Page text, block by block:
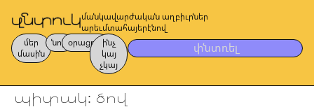
մանկավարժական աղբիւրներ
արեւմտահայերէնով
մեր
մասին
նոր օրացոյց
ինչ
կայ
չկայ
փնտռել
պիտակ: ծով